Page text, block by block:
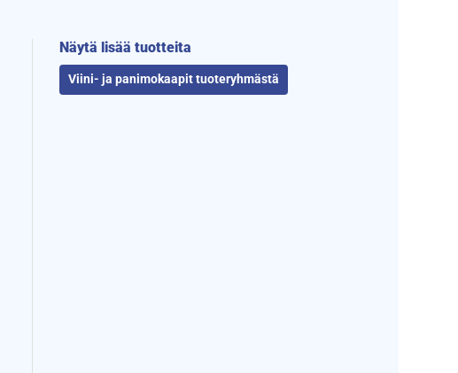
Näytä lisää tuotteita
Viini- ja panimokaapit tuoteryhmästä